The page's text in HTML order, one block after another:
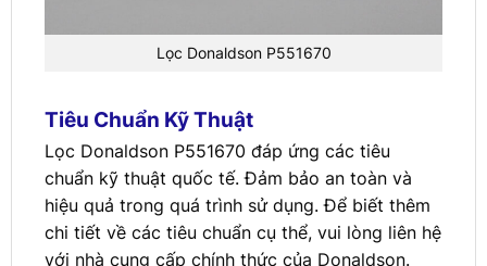
Lọc Donaldson P551670
Tiêu Chuẩn Kỹ Thuật
Lọc Donaldson P551670 đáp ứng các tiêu
chuẩn kỹ thuật quốc tế. Đảm bảo an toàn và
hiệu quả trong quá trình sử dụng. Để biết thêm
chi tiết về các tiêu chuẩn cụ thể, vui lòng liên hệ
với nhà cung cấp chính thức của Donaldson.